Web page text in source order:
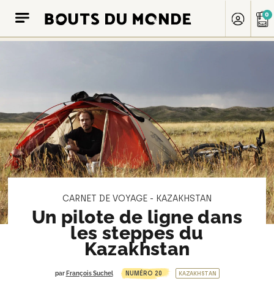
0
CARNET DE VOYAGE - KAZAKHSTAN
Un pilote de ligne dans
les steppes du
Kazakhstan
par François Suchel NUMÉRO 20 KAZAKHSTAN